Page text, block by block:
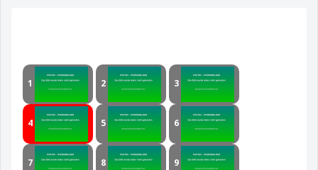
1 2 3
4 5 6
7 8 9